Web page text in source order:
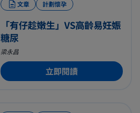
文章 計劃懷孕
「有仔趁嫩生」VS高齡易妊娠
糖尿
梁永昌
立即閱讀